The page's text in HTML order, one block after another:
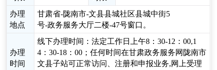
办理
地点
甘肃省-陇南市-文县县城社区县城中街5
号-政务服务大厅二楼-47号窗口。
办理
时间
线下办理时间：法定工作日上午8：30-12：00,1
4：30-18：00；任何时间在甘肃政务服务网陇南市
文县子站可正常访问、注册和申报业务,网上受理